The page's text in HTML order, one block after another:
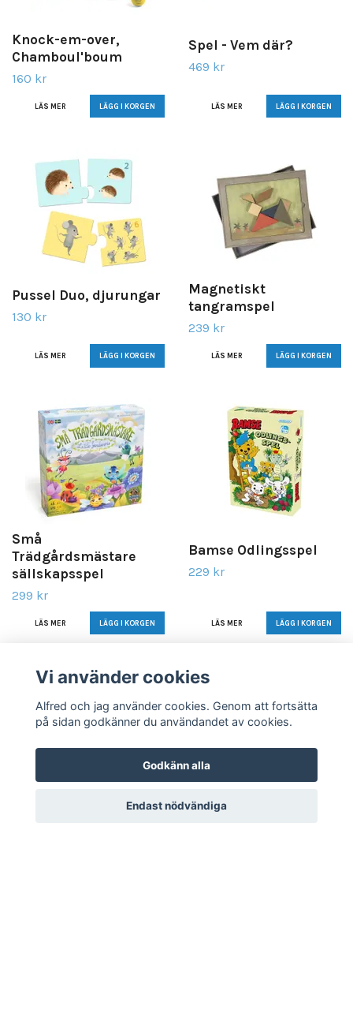
Knock-em-over,
Chamboul'boum
160 kr
LÄS MER
Spel - Vem där?
469 kr
LÄS MER
Pussel Duo, djurungar
130 kr
LÄS MER
Magnetiskt
tangramspel
239 kr
LÄS MER
Små
Trädgårdsmästare
sällskapsspel
299 kr
LÄS MER
Bamse Odlingsspel
229 kr
LÄS MER
Vi använder cookies
Alfred och jag använder cookies. Genom att fortsätta
på sidan godkänner du användandet av cookies.
Godkänn alla
Endast nödvändiga